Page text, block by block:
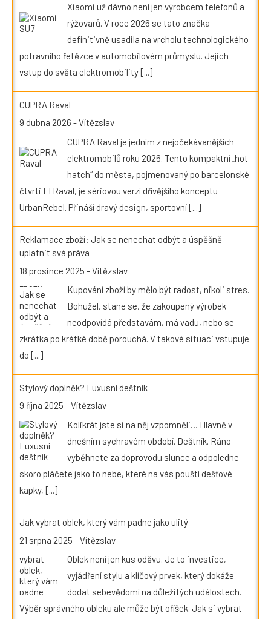
Xiaomi už dávno není jen výrobcem telefonů a
rýžovarů. V roce 2026 se tato značka
definitivně usadila na vrcholu technologického
potravního řetězce v automobilovém průmyslu. Jejich
vstup do světa elektromobility[...]
CUPRA Raval
9 dubna 2026 -Vítězslav
CUPRA Raval je jedním z nejočekávanějších
elektromobilů roku 2026. Tento kompaktní „hot-
hatch“ do města, pojmenovaný po barcelonské
čtvrti El Raval, je sériovou verzí dřívějšího konceptu
UrbanRebel. Přináší dravý design, sportovní[...]
Reklamace zboží: Jak se nenechat odbýt a úspěšně
uplatnit svá práva
18 prosince 2025 -Vítězslav
Kupování zboží by mělo být radost, nikoli stres.
Bohužel, stane se, že zakoupený výrobek
neodpovídá představám, má vadu, nebo se
zkrátka po krátké době porouchá. V takové situaci vstupuje
do [...]
Stylový doplněk? Luxusní deštník
9 října 2025 -Vítězslav
Kolikrát jste si na něj vzpomněli… Hlavně v
dnešním sychravém období. Deštník. Ráno
vyběhnete za doprovodu slunce a odpoledne
skoro pláčete jako to nebe, které na vás pouští dešťové
kapky, [...]
Jak vybrat oblek, který vám padne jako ulitý
21 srpna 2025 -Vítězslav
Oblek není jen kus oděvu. Je to investice,
vyjádření stylu a klíčový prvek, který dokáže
dodat sebevědomí na důležitých událostech.
Výběr správného obleku ale může být oříšek. Jak si vybrat